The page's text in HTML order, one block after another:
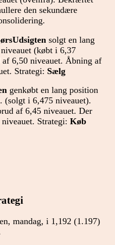
den sekundære
solgt en lang
(købt i 6,37
6,50 niveauet. Åbning af
Strategi: Sælg
genkøbt en lang position
(solgt i 6,475 niveauet).
af 6,45 niveauet. Der
Strategi: Køb
mandag, i 1,192 (1.197)